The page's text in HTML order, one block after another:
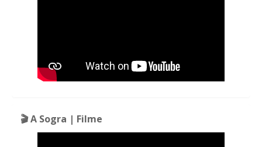
🎬 A Sogra | Filme